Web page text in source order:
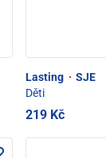
Lasting · SJE
Děti
219 Kč